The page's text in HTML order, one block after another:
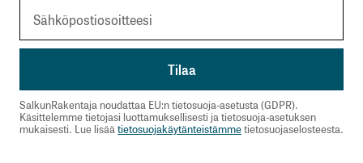
SalkunRakentaja noudattaa EU:n tietosuoja-asetusta (GDPR).
Käsittelemme tietojasi luottamuksellisesti ja tietosuoja-asetuksen
mukaisesti. Lue lisää tietosuojakäytänteistämmetietosuojaselosteesta.